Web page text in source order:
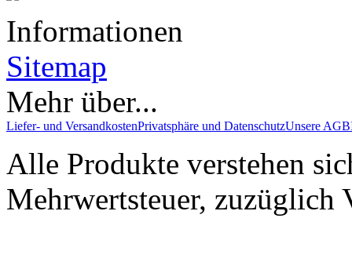
Informationen
Sitemap
Mehr über...
Liefer- und VersandkostenPrivatsphäre und DatenschutzUnsere AGB
Alle Produkte verstehen
Mehrwertsteuer, zuzüglich